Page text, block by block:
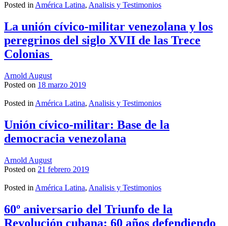
Posted in América Latina, Analisis y Testimonios
La unión cívico-militar venezolana y los
peregrinos del siglo XVII de las Trece
Colonias
Arnold August
Posted on 18 marzo 2019
Posted in América Latina, Analisis y Testimonios
Unión cívico-militar: Base de la
democracia venezolana
Arnold August
Posted on 21 febrero 2019
Posted in América Latina, Analisis y Testimonios
60º aniversario del Triunfo de la
Revolución cubana: 60 años defendiendo